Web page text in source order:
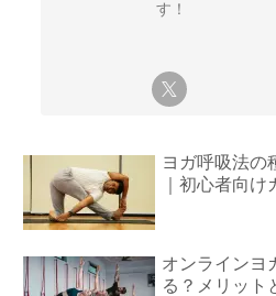
す！
ヨガ呼吸法の
｜初心者向け
オンラインヨ
る？メリット